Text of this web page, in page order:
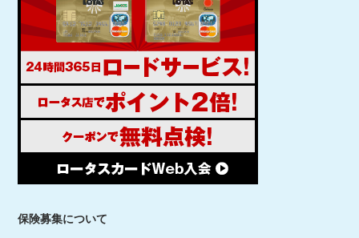
保険募集について